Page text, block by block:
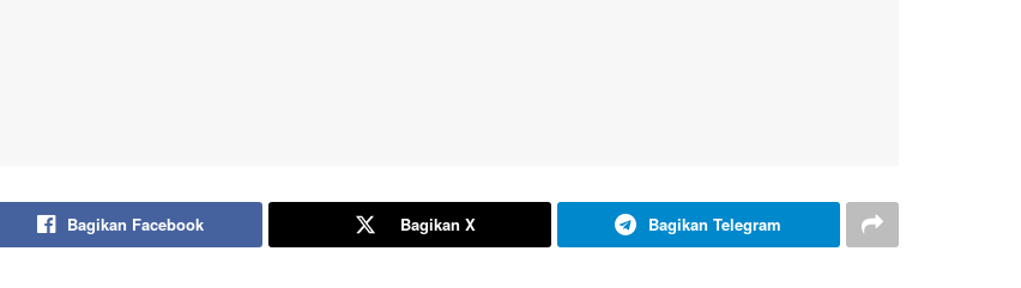
Bagikan Facebook Bagikan X Bagikan Telegram